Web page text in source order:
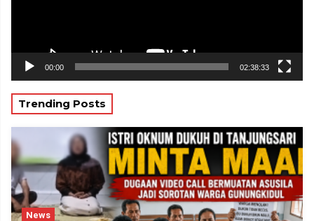
00:00 02:38:33
Trending Posts
News